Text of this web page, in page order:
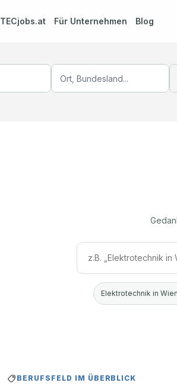
TECjobs.at Für Unternehmen Blog
Elektrotechnik in
BERUFSFELD IM ÜBERBLICK